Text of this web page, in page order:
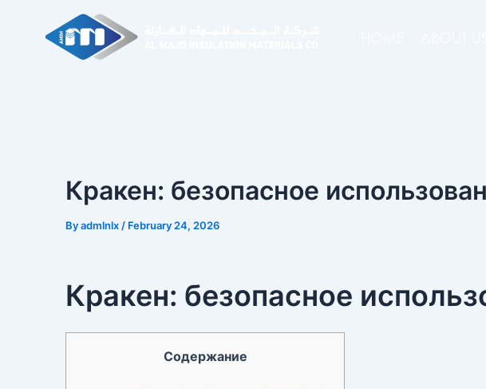
Кракен: безопасное
Byadmlnlx / February 24, 2026
Кракен: безопасное
Содержание
navigation